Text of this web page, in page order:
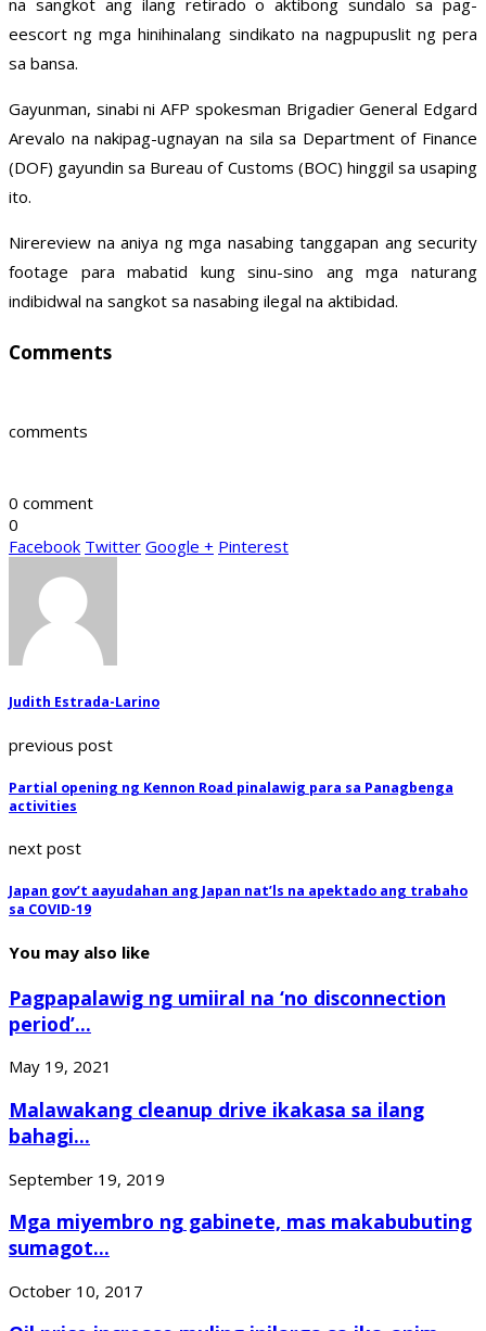
na sangkot ang ilang retirado o aktibong sundalo sa pag-
eescort ng mga hinihinalang sindikato na nagpupuslit ng pera
sa bansa.
Gayunman, sinabi ni AFP spokesman Brigadier General Edgard
Arevalo na nakipag-ugnayan na sila sa Department of Finance
(DOF) gayundin sa Bureau of Customs (BOC) hinggil sa usaping
ito.
Nirereview na aniya ng mga nasabing tanggapan ang security
footage para mabatid kung sinu-sino ang mga naturang
indibidwal na sangkot sa nasabing ilegal na aktibidad.
Comments
comments
0 comment
0
Facebook Twitter Google + Pinterest
Judith Estrada-Larino
previous post
Partial opening ng Kennon Road pinalawig para sa Panagbenga
activities
next post
Japan gov’t aayudahan ang Japan nat’ls na apektado ang trabaho
sa COVID-19
You may also like
Pagpapalawig ng umiiral na ‘no disconnection
period’...
May 19, 2021
Malawakang cleanup drive ikakasa sa ilang
bahagi...
September 19, 2019
Mga miyembro ng gabinete, mas makabubuting
sumagot...
October 10, 2017